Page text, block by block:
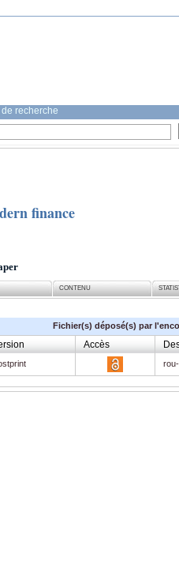
recherche
finance
CONTENU
Fichier(s) déposé(s) par
Accès